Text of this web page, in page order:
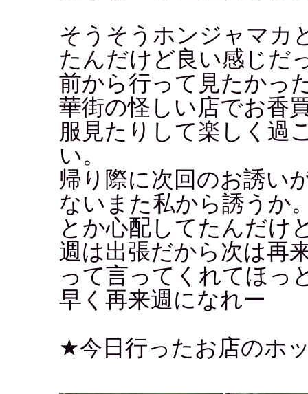
そうそうホンジャマカ
たんだけど良い感じだ
前から行って見たかっ
華街の怪しい店でお香
服見たりして楽しく過
い。
帰り際に次回のお誘い
ないまた私から誘うか
とか心配してたんだけ
週は出張だから次は再
って言ってくれてほっ
早く再来週になれー
★今日行ったお店のホ